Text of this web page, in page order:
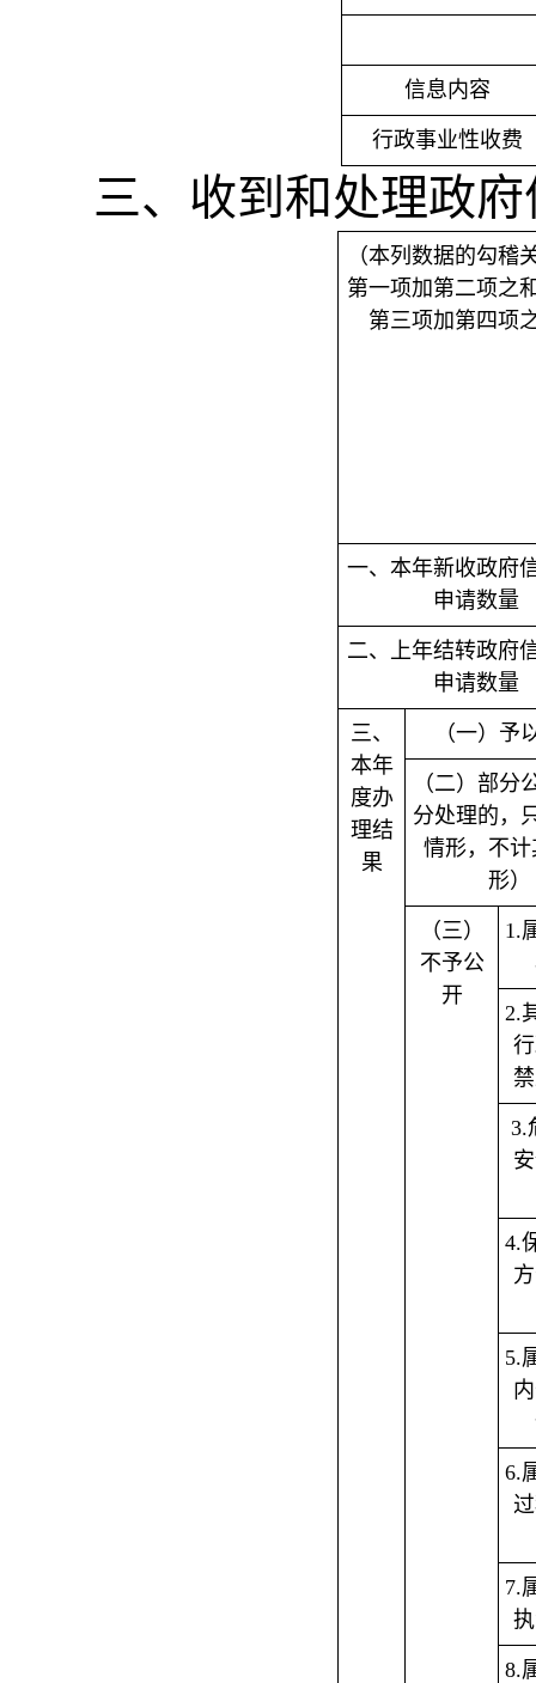
信息内容
行政事业性收费
三、收到和处理政
（本列数据的勾稽
第一项加第二项之
第三项加第四项
一、本年新收政府
申请数量
二、上年结转政府
申请数量
三、
本年
度办
理结
果
（一）予
（二）部分
分处理的，
情形，不
形）
（三）
不予公
开
1.
2.
3.
4.
5.
6.
7.
8.